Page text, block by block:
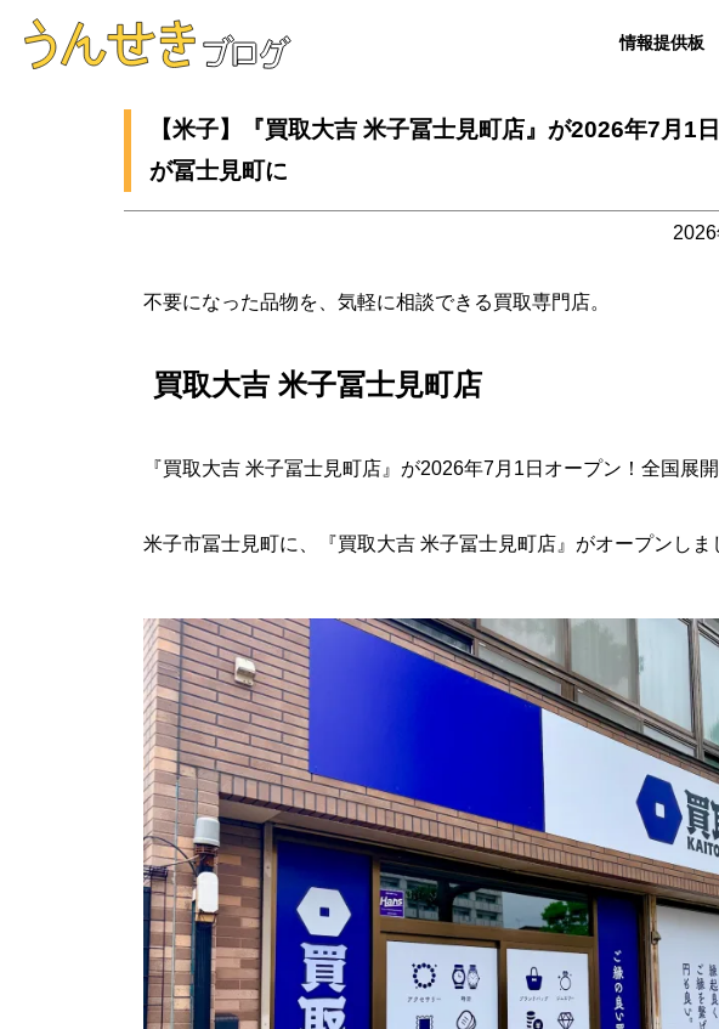
情報提供板
【米子】『買取大吉 米子冨士見町店』が2026年7月1
が冨士見町に
不要になった品物を、気軽に相談できる買取専門店。
買取大吉 米子冨士見町店
『買取大吉 米子冨士見町店』が2026年7月1日オープン！全国展
米子市冨士見町に、『買取大吉 米子冨士見町店』がオープンしま